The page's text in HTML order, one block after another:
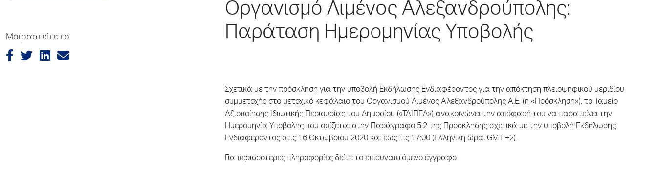
Μοιραστείτε το
Οργανισμό Λιμένος Αλεξανδρούπολης:
Παράταση Ημερομηνίας Υποβολής
Σχετικά με την πρόσκληση για την υποβολή Εκδήλωσης Ενδιαφέροντος για την απόκτηση πλειοψηφικού μεριδίου
συμμετοχής στο μετοχικό κεφάλαιο του Οργανισμού Λιμένος Αλεξανδρούπολης Α.Ε. (η «Πρόσκληση»), το Ταμείο
Αξιοποίησης Ιδιωτικής Περιουσίας του Δημοσίου («ΤΑΙΠΕΔ») ανακοινώνει την απόφασή του να παρατείνει την
Ημερομηνία Υποβολής που ορίζεται στην Παράγραφο 5.2 της Πρόσκλησης σχετικά με την υποβολή Εκδήλωσης
Ενδιαφέροντος στις 16 Οκτωβρίου 2020 και έως τις 17:00 (Ελληνική ώρα, GMT +2).
Για περισσότερες πληροφορίες δείτε το επισυναπτόμενο έγγραφο.